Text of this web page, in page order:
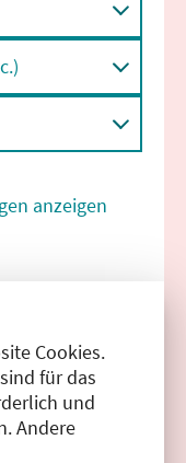
Cookies.
für das
und
Andere
anzeigen